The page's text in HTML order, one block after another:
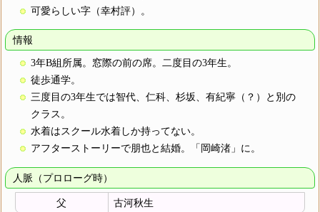
可愛らしい字（幸村評）。
情報
3年B組所属。窓際の前の席。二度目の3年生。
徒歩通学。
三度目の3年生では智代、仁科、杉坂、有紀寧（？）と別の
クラス。
水着はスクール水着しか持ってない。
アフターストーリーで朋也と結婚。「岡崎渚」に。
人脈（プロローグ時）
父
古河秋生